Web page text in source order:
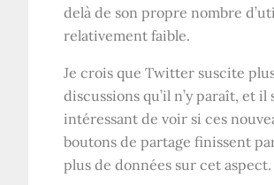
delà de son propre nombre
relativement faible.
Je crois que Twitter suscite
discussions qu’il n’y paraît, et il
intéressant de voir si ces
boutons de partage finissent
plus de données sur cet aspect.